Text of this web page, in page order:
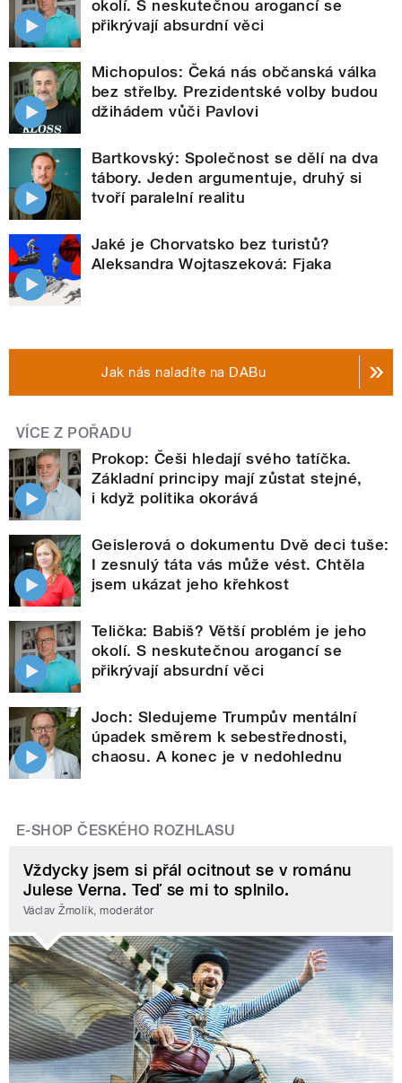
okolí. S neskutečnou arogancí se
přikrývají absurdní věci
Michopulos: Čeká nás občanská válka
bez střelby. Prezidentské volby budou
džihádem vůči Pavlovi
Bartkovský: Společnost se dělí na dva
tábory. Jeden argumentuje, druhý si
tvoří paralelní realitu
Jaké je Chorvatsko bez turistů?
Aleksandra Wojtaszeková: Fjaka
Jak nás naladíte na DABu
VÍCE Z POŘADU
Prokop: Češi hledají svého tatíčka.
Základní principy mají zůstat stejné,
i když politika okorává
Geislerová o dokumentu Dvě deci tuše:
I zesnulý táta vás může vést. Chtěla
jsem ukázat jeho křehkost
Telička: Babiš? Větší problém je jeho
okolí. S neskutečnou arogancí se
přikrývají absurdní věci
Joch: Sledujeme Trumpův mentální
úpadek směrem k sebestřednosti,
chaosu. A konec je v nedohlednu
E-SHOP ČESKÉHO ROZHLASU
Vždycky jsem si přál ocitnout se v románu
Julese Verna. Teď se mi to splnilo.
Václav Žmolík, moderátor